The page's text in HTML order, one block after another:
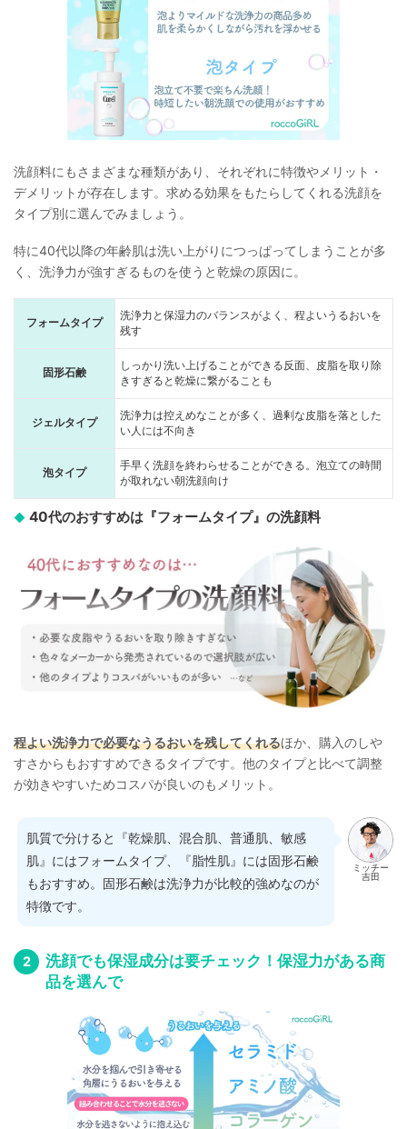
洗顔料にもさまざまな種類があり、それぞれに特徴やメリット・
デメリットが存在します。求める効果をもたらしてくれる洗顔を
タイプ別に選んでみましょう。
特に40代以降の年齢肌は洗い上がりにつっぱってしまうことが多
く、洗浄力が強すぎるものを使うと乾燥の原因に。
フォームタイプ
洗浄力と保湿力のバランスがよく、程よいうるおいを
残す
固形石鹸
しっかり洗い上げることができる反面、皮脂を取り除
きすぎると乾燥に繋がることも
ジェルタイプ
洗浄力は控えめなことが多く、過剰な皮脂を落とした
い人には不向き
泡タイプ
手早く洗顔を終わらせることができる。泡立ての時間
が取れない朝洗顔向け
40代のおすすめは『フォームタイプ』の洗顔料
程よい洗浄力で必要なうるおいを残してくれるほか、購入のしや
すさからもおすすめできるタイプです。他のタイプと比べて調整
が効きやすいためコスパが良いのもメリット。
ミッチー
吉田
肌質で分けると『乾燥肌、混合肌、普通肌、敏感
肌』にはフォームタイプ、『脂性肌』には固形石鹸
もおすすめ。固形石鹸は洗浄力が比較的強めなのが
特徴です。
洗顔でも保湿成分は要チェック！保湿力がある商
品を選んで